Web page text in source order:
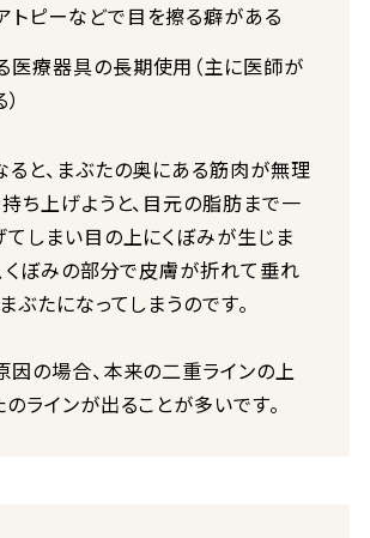
トピーなどで目を擦る癖がある
医療器具の長期使用（主に医師が
と、まぶたの奥にある筋肉が無理
ち上げようと、目元の脂肪まで一
しまい目の上にくぼみが生じま
くぼみの部分で皮膚が折れて垂れ
ぶたになってしまうのです。
の場合、本来の二重ラインの上
ラインが出ることが多いです。